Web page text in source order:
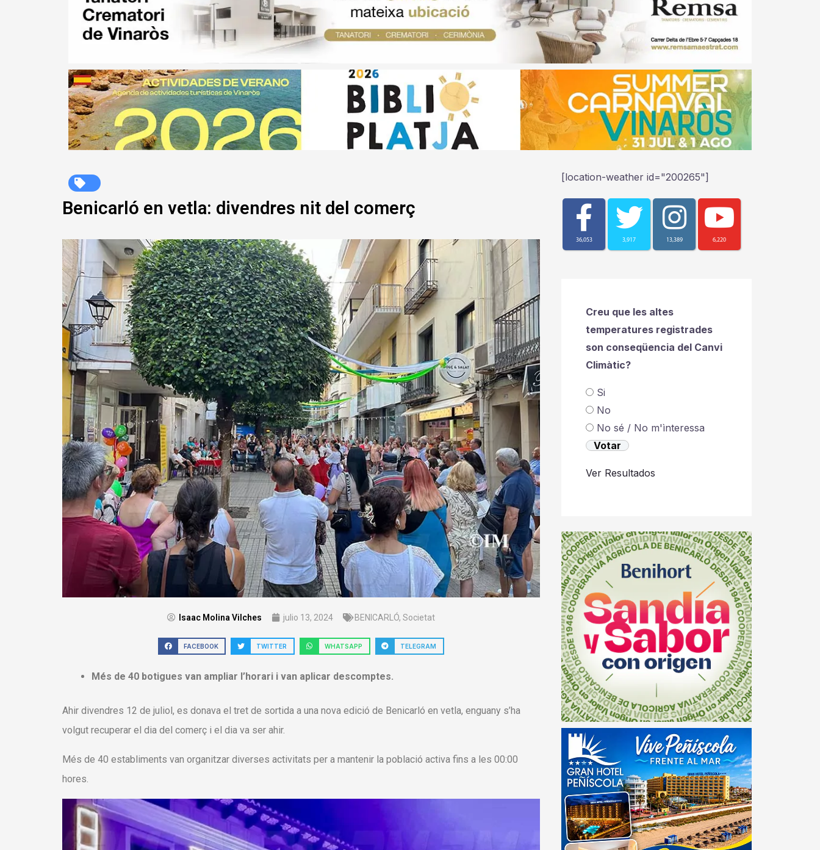
Benicarló en vetla: divendres nit del comerç
Isaac Molina Vilches julio 13, 2024 BENICARLÓ, Societat
FACEBOOK TWITTER WHATSAPP TELEGRAM
Més de 40 botigues van ampliar l’horari i van aplicar descomptes.
Ahir divendres 12 de juliol, es donava el tret de sortida a una nova edició de Benicarló en vetla, enguany s’ha
volgut recuperar el dia del comerç i el dia va ser ahir.
Més de 40 establiments van organitzar diverses activitats per a mantenir la població activa fins a les 00:00
hores.
[location-weather id="200265"]
36,053 3,917 13,389 6,220
Creu que les altes
temperatures registrades
son conseqüencia del Canvi
Climàtic?
Si
No
No sé / No m'ìnteressa
Ver Resultados